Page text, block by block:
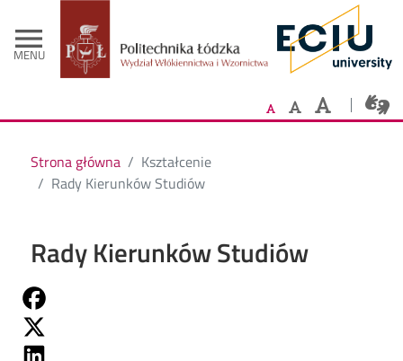
menu
MENU
- Strona główna
Strona główna
Kształcenie
Rady Kierunków Studiów
Rady Kierunków Studiów